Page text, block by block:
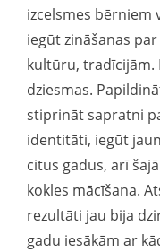
izcelsmes bērniem
iegūt zināšanas
kultūru, tradīcijām.
dziesmas.
stiprināt sapratni
identitāti, iegūt
citus gadus, arī
kokles mācīšana.
rezultāti jau bija
gadu iesākām ar